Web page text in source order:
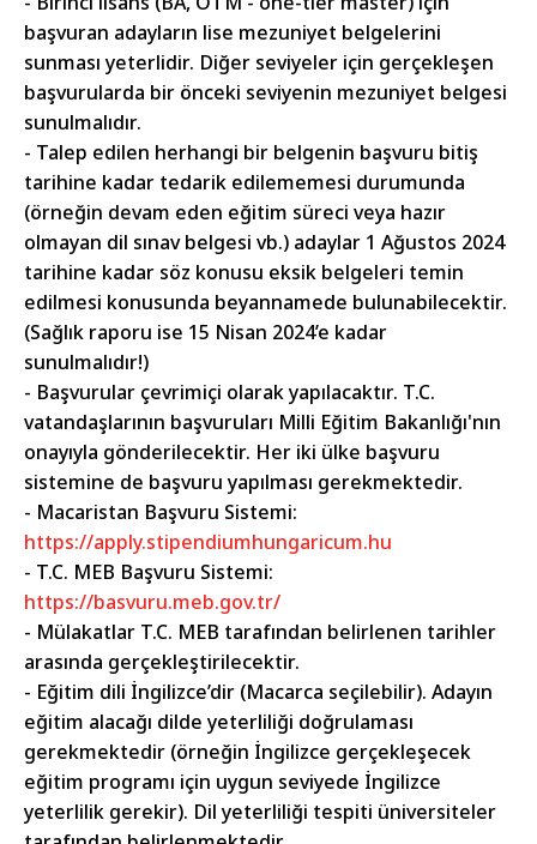
başvuran adayların lise mezuniyet belgelerini
sunması yeterlidir. Diğer seviyeler için gerçekleşen
başvurularda bir önceki seviyenin mezuniyet belgesi
sunulmalıdır.
- Talep edilen herhangi bir belgenin başvuru bitiş
tarihine kadar tedarik edilememesi durumunda
(örneğin devam eden eğitim süreci veya hazır
olmayan dil sınav belgesi vb.) adaylar 1 Ağustos 2024
tarihine kadar söz konusu eksik belgeleri temin
edilmesi konusunda beyannamede bulunabilecektir.
(Sağlık raporu ise 15 Nisan 2024’e kadar
sunulmalıdır!)
- Başvurular çevrimiçi olarak yapılacaktır. T.C.
vatandaşlarının başvuruları Milli Eğitim Bakanlığı'nın
onayıyla gönderilecektir. Her iki ülke başvuru
sistemine de başvuru yapılması gerekmektedir.
- Macaristan Başvuru Sistemi:
https://apply.stipendiumhungaricum.hu
- T.C. MEB Başvuru Sistemi:
https://basvuru.meb.gov.tr/
- Mülakatlar T.C. MEB tarafından belirlenen tarihler
arasında gerçekleştirilecektir.
- Eğitim dili İngilizce’dir (Macarca seçilebilir). Adayın
eğitim alacağı dilde yeterliliği doğrulaması
gerekmektedir (örneğin İngilizce gerçekleşecek
eğitim programı için uygun seviyede İngilizce
yeterlilik gerekir). Dil yeterliliği tespiti üniversiteler